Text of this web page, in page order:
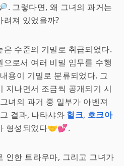
그렇다면, 왜 그녀의 과거는
려져 있었을까?
수준의 기밀로 취급되었다.
으로서 여러 비밀 임무를 수행
용이 기밀로 분류되었다. 그
지나면서 조금씩 공개되기 시
녀의 과거 중 일부가 아벤져
결과, 나타샤와 헐크, 호크아
형성되었다🤝💕.
인한 트라우마, 그리고 그녀가